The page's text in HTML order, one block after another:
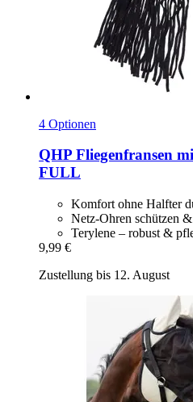
4 Optionen
QHP Fliegenfransen
FULL
Komfort ohne Halfter
Netz-Ohren schützen
Terylene – robust &
9,99 €
Zustellung bis 12. August